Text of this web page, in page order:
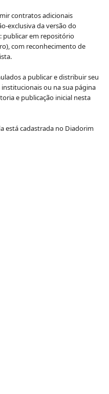
contratos adicionais
exclusiva da versão do
publicar em repositório
com reconhecimento de
a publicar e distribuir seu
ou na sua página
e publicação inicial nesta
está cadastrada no Diadorim